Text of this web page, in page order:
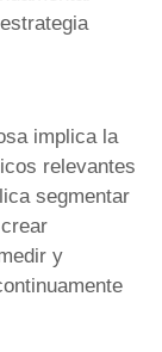
implica la
relevantes
segmentar
y